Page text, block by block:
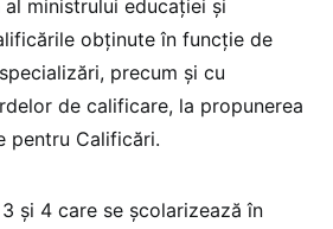
ministrului educației și
obținute în funcție de
precum și cu
de calificare, la propunerea
pentru Calificări.
și 4 care se școlarizează în